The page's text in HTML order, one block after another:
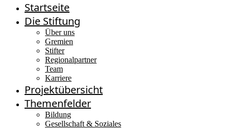
Startseite
Die Stiftung
Über uns
Gremien
Stifter
Regionalpartner
Team
Karriere
Projektübersicht
Themenfelder
Bildung
Gesellschaft & Soziales